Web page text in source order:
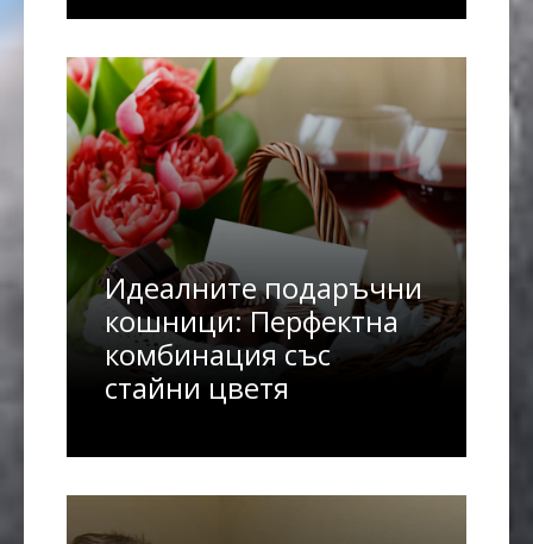
Идеалните подаръчни
кошници: Перфектна
комбинация със
стайни цветя